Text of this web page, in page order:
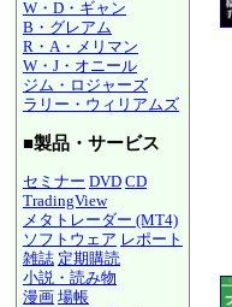
W・D・ギャン
B・グレアム
R・A・メリマン
W・J・オニール
ジム・ロジャーズ
ラリー・ウィリアムズ
■製品・サービス
セミナー DVD CD
TradingView
メタトレーダー (MT4)
ソフトウェア レポート
雑誌 定期購読
小説・読み物
漫画 場帳